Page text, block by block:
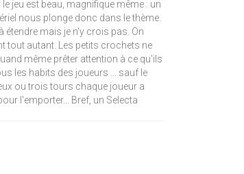
jeu est beau, magnifique même : un
nous plonge donc dans le thème.
étendre mais je n'y crois pas. On
tout autant. Les petits crochets ne
même prêter attention à ce qu'ils
les habits des joueurs ... sauf le
ou trois tours chaque joueur a
l'emporter... Bref, un Selecta